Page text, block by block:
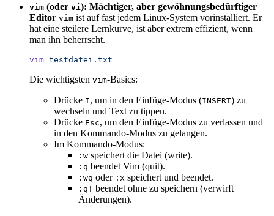
vim (oder vi ): Mächtiger, aber gewöhnungsbedürftiger
Editor vim ist auf fast jedem Linux-System vorinstalliert. Er
hat eine steilere Lernkurve, ist aber extrem effizient, wenn
man ihn beherrscht.
vim testdatei.txt
Die wichtigsten vim-Basics:
Drücke I, um in den Einfüge-Modus (INSERT) zu
wechseln und Text zu tippen.
Drücke Esc, um den Einfüge-Modus zu verlassen und
in den Kommando-Modus zu gelangen.
Im Kommando-Modus:
:w speichert die Datei (write).
:q beendet Vim (quit).
:wq oder :x speichert und beendet.
:q! beendet ohne zu speichern (verwirft
Änderungen).